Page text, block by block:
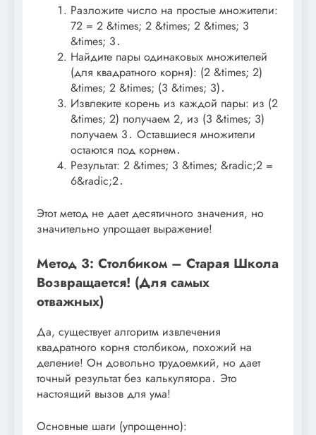
Разложите число на простые множители:
72 = 2 &times; 2 &times; 2 &times; 3
&times; 3․
Найдите пары одинаковых множителей
(для квадратного корня): (2 &times; 2)
&times; 2 &times; (3 &times; 3)․
Извлеките корень из каждой пары: из (2
&times; 2) получаем 2, из (3 &times; 3)
получаем 3․ Оставшиеся множители
остаются под корнем․
Результат: 2 &times; 3 &times; &radic;2 =
6&radic;2․
Этот метод не дает десятичного значения, но
значительно упрощает выражение!
Метод 3: Столбиком – Старая Школа
Возвращается! (Для самых
отважных)
Да, существует алгоритм извлечения
квадратного корня столбиком, похожий на
деление! Он довольно трудоемкий, но дает
точный результат без калькулятора․ Это
настоящий вызов для ума!
Основные шаги (упрощенно):